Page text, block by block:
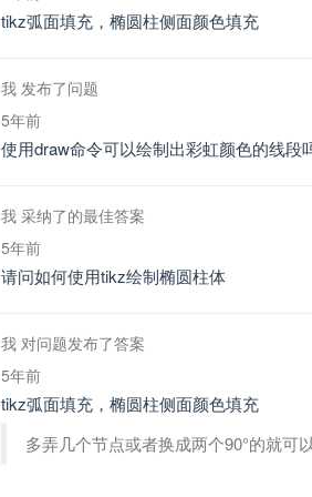
tikz弧面填充，椭圆柱侧面颜色填充
我 发布了问题
5年前
使用draw命令可以绘制出彩虹颜色的线段
我 采纳了的最佳答案
5年前
请问如何使用tikz绘制椭圆柱体
我 对问题发布了答案
5年前
tikz弧面填充，椭圆柱侧面颜色填充
多弄几个节点或者换成两个90°的就可